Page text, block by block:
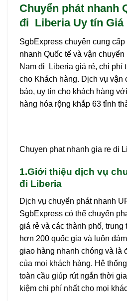
Chuyển phát nhanh
đi Liberia Uy tín Giá
SgbExpress chuyên cung
nhanh Quốc tế và vận
Nam đi Liberia giá rẻ, chi phí
cho Khách hàng. Dịch vụ vận
bảo, uy tín cho khách hàng
hàng hóa rộng khắp 63 tỉnh
Chuyen phat nhanh gia re di
1.Giới thiệu dịch vụ
đi Liberia
Dịch vụ chuyển phát nhanh
SgbExpress có thể chuyển
giá rẻ và các thành phố, trung
hơn 200 quốc gia và luôn
giao hàng nhanh chóng và là
của mọi khách hàng. Hệ
toàn cầu giúp rút ngắn thời
kiệm chi phí nhất cho mọi